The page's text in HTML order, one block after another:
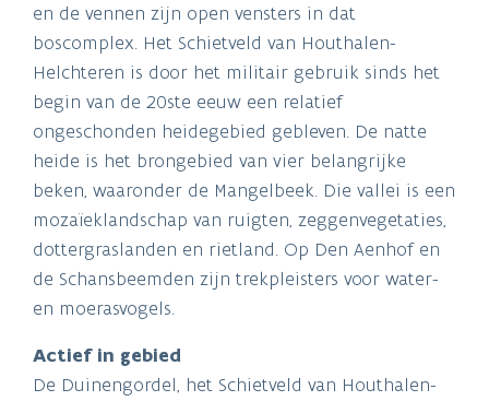
en de vennen zijn open vensters in dat
boscomplex. Het Schietveld van Houthalen-
Helchteren is door het militair gebruik sinds het
begin van de 20ste eeuw een relatief
ongeschonden heidegebied gebleven. De natte
heide is het brongebied van vier belangrijke
beken, waaronder de Mangelbeek. Die vallei is een
mozaïeklandschap van ruigten, zeggenvegetaties,
dottergraslanden en rietland. Op Den Aenhof en
de Schansbeemden zijn trekpleisters voor water-
en moerasvogels.
Actief in gebied
De Duinengordel, het Schietveld van Houthalen-